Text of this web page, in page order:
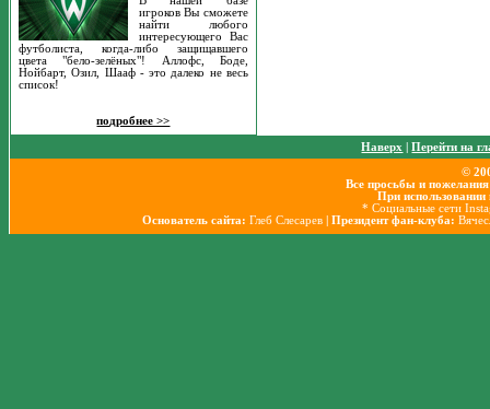
игроков Вы сможете
найти любого
интересующего Вас
футболиста, когда-либо защищавшего
цвета "бело-зелёных"! Аллофс, Боде,
Нойбарт, Озил, Шааф - это далеко не весь
список!
подробнее >>
Наверх |Перейти на
©
Все просьбы и
При использовании
* Социальные сети
Основатель сайта: Глеб Слесарев | Президент фан-клуба: